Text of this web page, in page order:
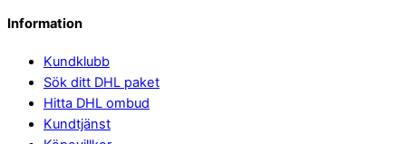
Information
Kundklubb
Sök ditt DHL paket
Hitta DHL ombud
Kundtjänst